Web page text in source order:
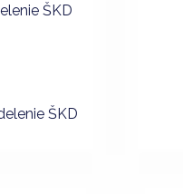
ŠKD
ŠKD